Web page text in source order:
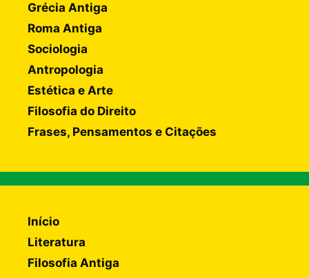
Grécia Antiga
Roma Antiga
Sociologia
Antropologia
Estética e Arte
Filosofia do Direito
Frases, Pensamentos e Citações
Início
Literatura
Filosofia Antiga